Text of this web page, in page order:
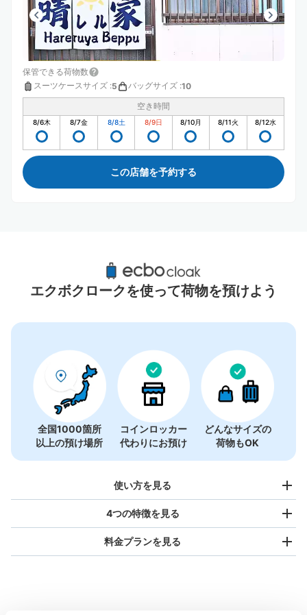
保管できる荷物数
スーツケースサイズ :5 バッグサイズ :10
空き時間
8/6木 8/7金 8/8土 8/9日 8/10月 8/11火 8/12水
この店舗を予約する
別府駅周辺のおすすめコインロッカー
3件
エクボクロークを使って荷物を預けよう
全国1000箇所
以上の預け場所
コインロッカー
代わりにお預け
どんなサイズの
荷物もOK
使い方を見る
4つの特徴を見る
料金プランを見る